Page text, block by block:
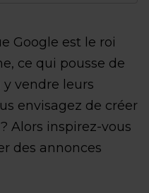
Google est le roi
ce qui pousse de
vendre leurs
envisagez de créer
Alors inspirez-vous
des annonces